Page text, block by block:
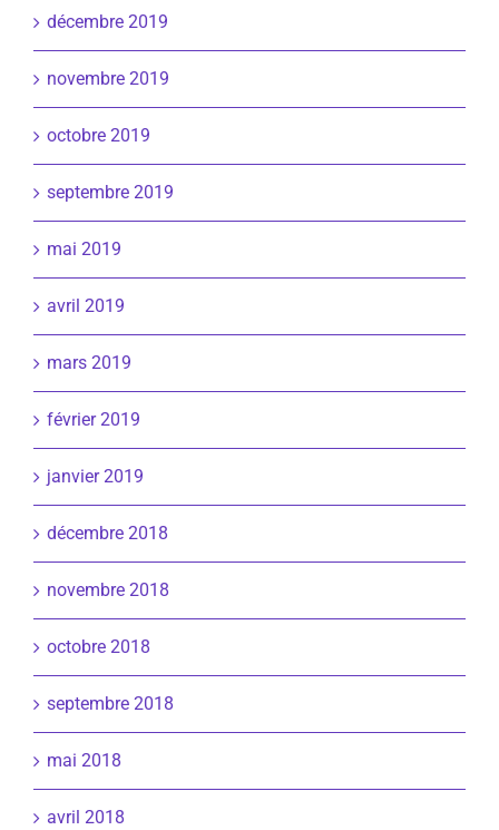
décembre 2019
novembre 2019
octobre 2019
septembre 2019
mai 2019
avril 2019
mars 2019
février 2019
janvier 2019
décembre 2018
novembre 2018
octobre 2018
septembre 2018
mai 2018
avril 2018